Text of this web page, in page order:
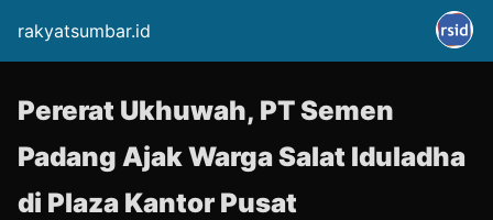
rakyatsumbar.id
Pererat Ukhuwah, PT Semen
Padang Ajak Warga Salat Iduladha
di Plaza Kantor Pusat